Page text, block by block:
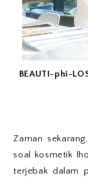
BEAUTI-phi-
Zaman
soal kosmetik
terjebak dalam